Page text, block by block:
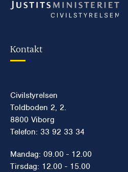
Kontakt
Civilstyrelsen
Toldboden 2, 2.
8800 Viborg
Telefon: 33 92 33 34
Mandag: 09.00 - 12.00
Tirsdag: 12.00 - 15.00